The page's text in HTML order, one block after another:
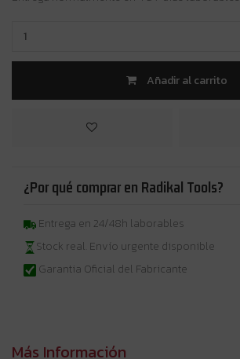
Añadir al carrito
¿Por qué comprar en Radikal Tools?
Entrega en 24/48h laborables
Stock real. Envío urgente disponible
Garantia Oficial del Fabricante
Más Información